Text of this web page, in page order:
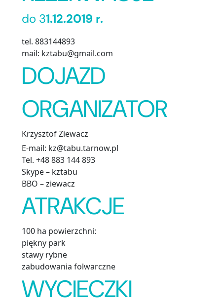
do 31.12.2019 r.
tel. 883144893
mail: kztabu@gmail.com
DOJAZD
ORGANIZATOR
Krzysztof Ziewacz
E-mail: kz@tabu.tarnow.pl
Tel. +48 883 144 893
Skype – kztabu
BBO – ziewacz
ATRAKCJE
100 ha powierzchni:
piękny park
stawy rybne
zabudowania folwarczne
WYCIECZKI